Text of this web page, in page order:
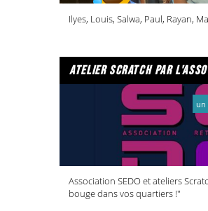
Ilyes, Louis, Salwa, Paul, Rayan,
atelier scratch par l'asso
Association SEDO et ateliers
bouge dans vos quartiers !"
un